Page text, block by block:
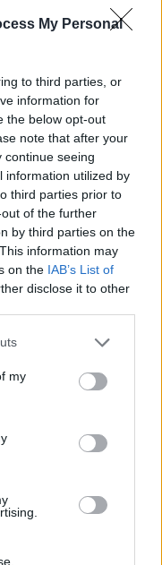
My Personal
to third parties, or
information for
the below opt-out
note that after your
continue seeing
information utilized by
third parties prior to
of the further
by third parties on the
information may
on the IAB’s List of
disclose it to other
my
se barajan otras
y cuerpo técnico es
ha comunicado ya a
allana mucho el
parecen ser los
armar un paquete
convencer a los de
Devin Booker
de Durant se
a recalar en los
son
saliendo de los
importante en